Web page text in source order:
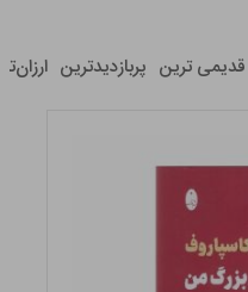
قدیمی ترین پربازدیدترین